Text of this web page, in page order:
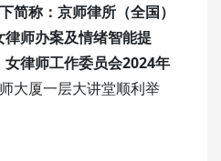
简称：京师律所（全国）
律师办案及情绪智能提
女律师工作委员会2024年
大厦一层大讲堂顺利举